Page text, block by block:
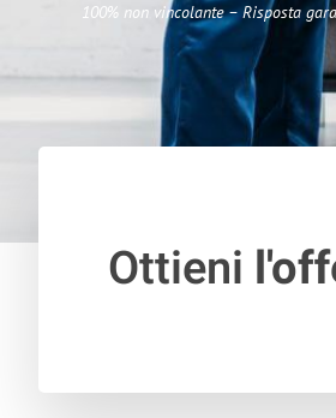
100% non vincolante – Risposta
Ottieni